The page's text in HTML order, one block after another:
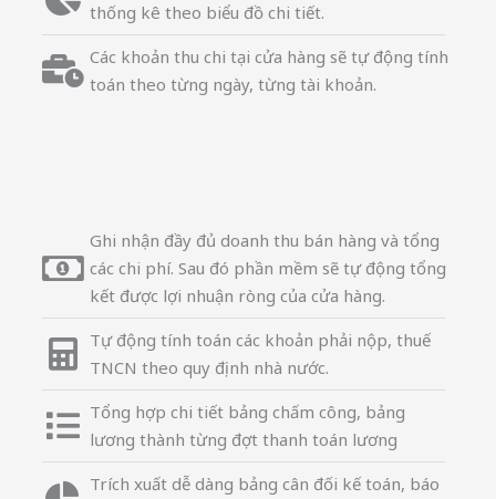
thống kê theo biểu đồ chi tiết.
Các khoản thu chi tại cửa hàng sẽ tự động tính
toán theo từng ngày, từng tài khoản.
Ghi nhận đầy đủ doanh thu bán hàng và tổng
các chi phí. Sau đó phần mềm sẽ tự động tổng
kết được lợi nhuận ròng của cửa hàng.
Tự động tính toán các khoản phải nộp, thuế
TNCN theo quy định nhà nước.
Tổng hợp chi tiết bảng chấm công, bảng
lương thành từng đợt thanh toán lương
Trích xuất dễ dàng bảng cân đối kế toán, báo